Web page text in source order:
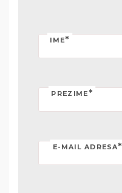
IME*
PREZIME *
E-MAIL ADRESA*